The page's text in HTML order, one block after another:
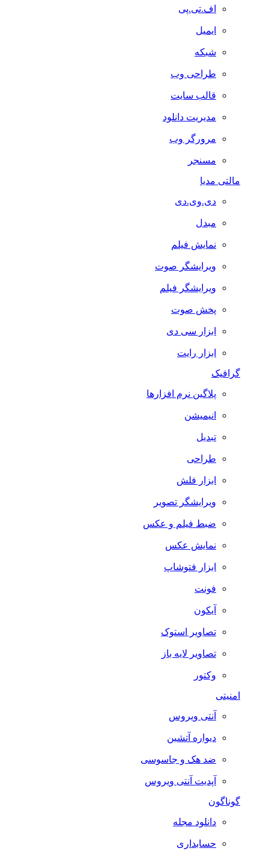
اف.تی.پی
ایمیل
شبکه
طراحی وب
قالب سایت
مدیریت دانلود
مرورگر وب
مسنجر
مالتی مدیا
دی.وی.دی
مبدل
نمایش فیلم
ویرایشگر صوت
ویرایشگر فیلم
پخش صوت
ابزار سی دی
ابزار رایت
گرافیک
پلاگین نرم افزارها
انیمیشن
تبدیل
طراحی
ابزار فلش
ویرایشگر تصویر
ضبط فيلم و عكس
نمایش عکس
ابزار فتوشاپ
فونت
آیکون
تصاویر استوک
تصاویر لایه باز
وکتور
آنتی ویروس
دیواره آتشین
ضد هک و جاسوسی
آپدیت آنتی ویروس
گوناگون
دانلود مجله
حسابداری